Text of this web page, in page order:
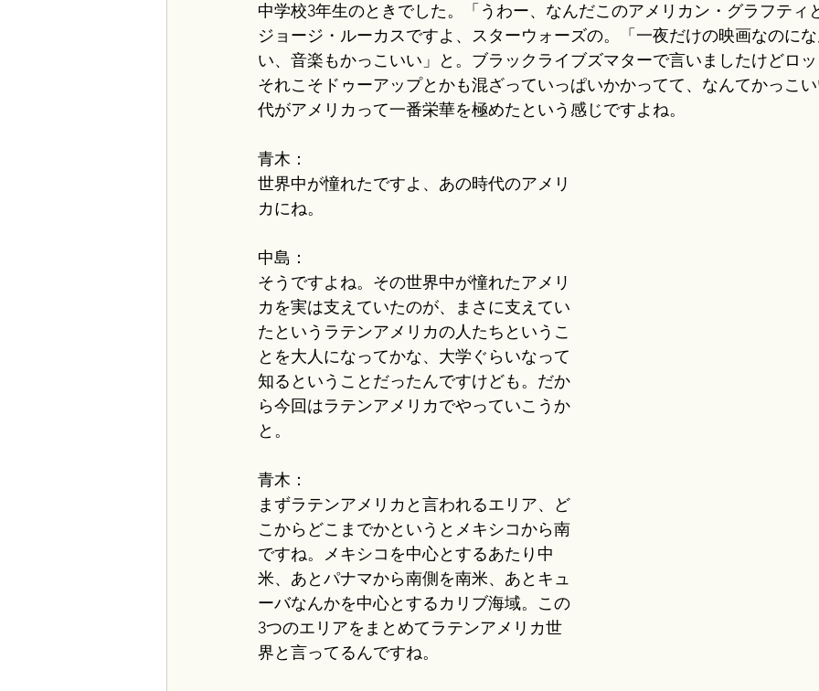
中学校3年生のときでした。「うわー、なんだこのアメリカン・グラフティ
ジョージ・ルーカスですよ、スターウォーズの。「一夜だけの映画なのに
い、音楽もかっこいい」と。ブラックライブズマターで言いましたけどロ
それこそドゥーアップとかも混ざっていっぱいかかってて、なんてかっこ
代がアメリカって一番栄華を極めたという感じですよね。
青木：
世界中が憧れたですよ、あの時代のアメリ
カにね。
中島：
そうですよね。その世界中が憧れたアメリ
カを実は支えていたのが、まさに支えてい
たというラテンアメリカの人たちというこ
とを大人になってかな、大学ぐらいなって
知るということだったんですけども。だか
ら今回はラテンアメリカでやっていこうか
と。
青木：
まずラテンアメリカと言われるエリア、ど
こからどこまでかというとメキシコから南
ですね。メキシコを中心とするあたり中
米、あとパナマから南側を南米、あとキュ
ーバなんかを中心とするカリブ海域。この
3つのエリアをまとめてラテンアメリカ世
界と言ってるんですね。